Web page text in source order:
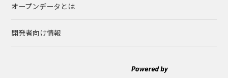
オープンデータとは
開発者向け情報